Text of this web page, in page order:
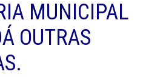
MUNICIPAL
OUTRAS